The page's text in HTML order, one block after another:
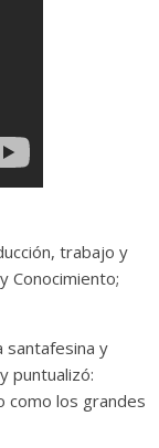
trabajo y
Conocimiento;
santafesina y
puntualizó:
como los grandes